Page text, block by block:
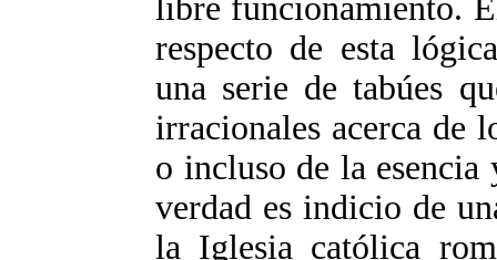
libre funcionamiento.
respecto de esta
una serie de tabúes
irracionales acerca de
o incluso de la
verdad es indicio de
la Iglesia católica